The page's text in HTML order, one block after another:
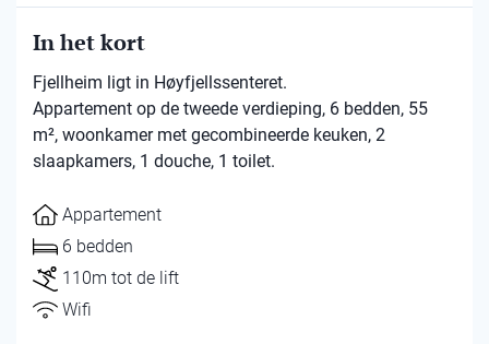
In het kort
Fjellheim ligt in Høyfjellssenteret.
Appartement op de tweede verdieping, 6 bedden, 55
m², woonkamer met gecombineerde keuken, 2
slaapkamers, 1 douche, 1 toilet.
Appartement
6 bedden
110m tot de lift
Wifi